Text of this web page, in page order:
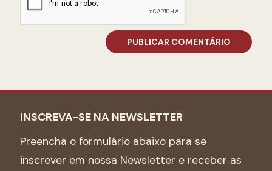
INSCREVA-SE NA NEWSLETTER
Preencha o formulário abaixo para se
inscrever em nossa Newsletter e receber as